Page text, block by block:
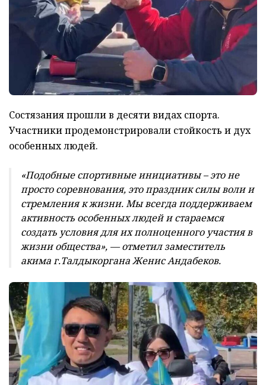
Состязания прошли в десяти видах спорта.
Участники продемонстрировали стойкость и дух
особенных людей.
«Подобные спортивные инициативы – это не
просто соревнования, это праздник силы воли и
стремления к жизни. Мы всегда поддерживаем
активность особенных людей и стараемся
создать условия для их полноценного участия в
жизни общества», — отметил заместитель
акима г.Талдыкоргана Женис Андабеков.